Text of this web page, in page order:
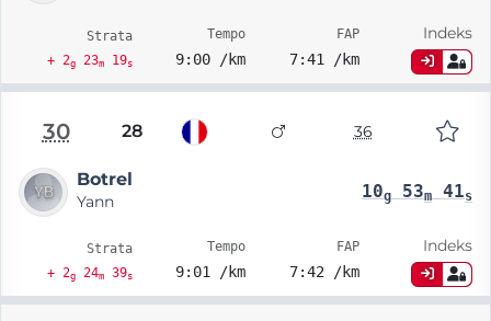
Strata
+ 2g23m19s
Tempo
9:00 /km
FAP
7:41 /km
Indeks
30 28 36
Botrel
Yann 10g53m41s
Strata
+ 2g24m39s
Tempo
9:01 /km
FAP
7:42 /km
Indeks